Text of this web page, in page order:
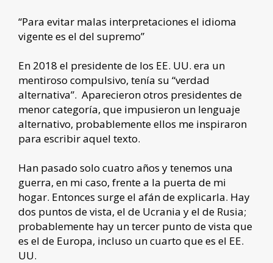
“Para evitar malas interpretaciones el idioma
vigente es el del supremo”
En 2018 el presidente de los EE. UU. era un
mentiroso compulsivo, tenía su “verdad
alternativa”. Aparecieron otros presidentes de
menor categoría, que impusieron un lenguaje
alternativo, probablemente ellos me inspiraron
para escribir aquel texto.
Han pasado solo cuatro años y tenemos una
guerra, en mi caso, frente a la puerta de mi
hogar. Entonces surge el afán de explicarla. Hay
dos puntos de vista, el de Ucrania y el de Rusia;
probablemente hay un tercer punto de vista que
es el de Europa, incluso un cuarto que es el EE.
UU.